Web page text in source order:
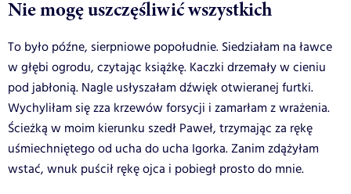
Nie mogę uszczęśliwić wszystkich
To było późne, sierpniowe popołudnie. Siedziałam na ławce
w głębi ogrodu, czytając książkę. Kaczki drzemały w cieniu
pod jabłonią. Nagle usłyszałam dźwięk otwieranej furtki.
Wychyliłam się zza krzewów forsycji i zamarłam z wrażenia.
Ścieżką w moim kierunku szedł Paweł, trzymając za rękę
uśmiechniętego od ucha do ucha Igorka. Zanim zdążyłam
wstać, wnuk puścił rękę ojca i pobiegł prosto do mnie.